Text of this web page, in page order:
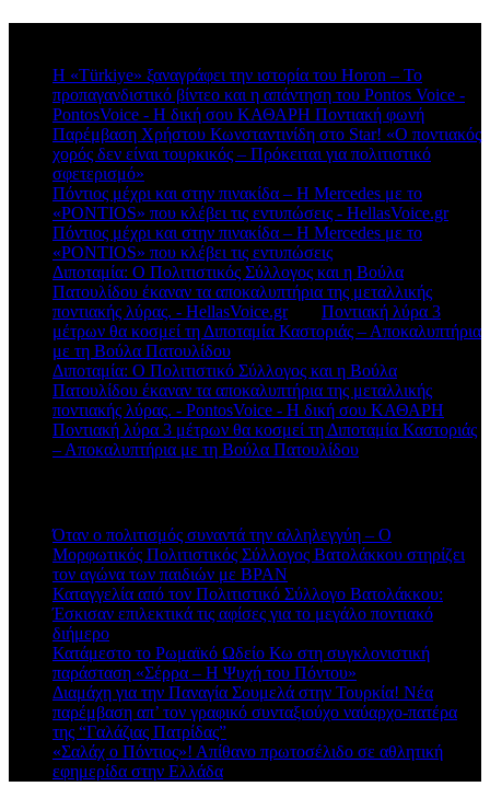
Η «Türkiye» ξαναγράφει την ιστορία του Horon – Το
προπαγανδιστικό βίντεο και η απάντηση του Pontos Voice -
PontosVoice - H δική σου ΚΑΘΑΡΗ Ποντιακή φωνή
Παρέμβαση Χρήστου Κωνσταντινίδη στο Star! «Ο ποντιακός
χορός δεν είναι τουρκικός – Πρόκειται για πολιτιστικό
σφετερισμό»
Πόντιος μέχρι και στην πινακίδα – Η Mercedes με το
«PONTIOS» που κλέβει τις εντυπώσεις - HellasVoice.grστο
Πόντιος μέχρι και στην πινακίδα – Η Mercedes με το
«PONTIOS» που κλέβει τις εντυπώσεις
Διποταμία: Ο Πολιτιστικός Σύλλογος και η Βούλα
Πατουλίδου έκαναν τα αποκαλυπτήρια της μεταλλικής
ποντιακής λύρας. - HellasVoice.grστο Ποντιακή λύρα 3
μέτρων θα κοσμεί τη Διποταμία Καστοριάς – Αποκαλυπτήρια
με τη Βούλα Πατουλίδου
Διποταμία: Ο Πολιτιστικό Σύλλογος και η Βούλα
Πατουλίδου έκαναν τα αποκαλυπτήρια της μεταλλικής
ποντιακής λύρας. - PontosVoice - H δική σου ΚΑΘΑΡΗ
Ποντιακή λύρα 3 μέτρων θα κοσμεί τη Διποταμία Καστοριάς
– Αποκαλυπτήρια με τη Βούλα Πατουλίδου
Όταν ο πολιτισμός συναντά την αλληλεγγύη – Ο
Μορφωτικός Πολιτιστικός Σύλλογος Βατολάκκου στηρίζει
τον αγώνα των παιδιών με BPAN
Καταγγελία από τον Πολιτιστικό Σύλλογο Βατολάκκου:
Έσκισαν επιλεκτικά τις αφίσες για το μεγάλο ποντιακό
διήμερο
Κατάμεστο το Ρωμαϊκό Ωδείο Κω στη συγκλονιστική
παράσταση «Σέρρα – Η Ψυχή του Πόντου»
Διαμάχη για την Παναγία Σουμελά στην Τουρκία! Νέα
παρέμβαση απ’ τον γραφικό συνταξιούχο ναύαρχο-πατέρα
της “Γαλάζιας Πατρίδας”
«Σαλάχ ο Πόντιος»! Απίθανο πρωτοσέλιδο σε αθλητική
εφημερίδα στην Ελλάδα